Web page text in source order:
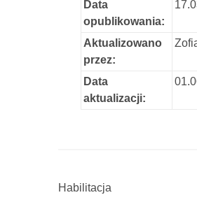
Data
opublikowania:
Aktualizowano
przez:
Data
aktualizacji:
Habilitacja